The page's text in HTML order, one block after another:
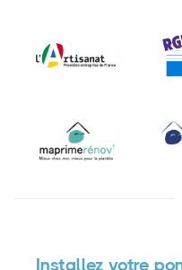
Installez votre